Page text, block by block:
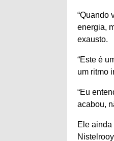
“Quando
energia,
exausto.
“Este é
um ritmo
“Eu
acabou,
Ele